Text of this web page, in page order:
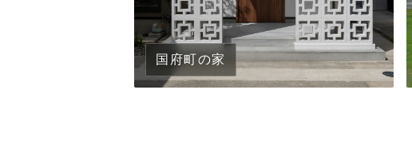
国府町の家